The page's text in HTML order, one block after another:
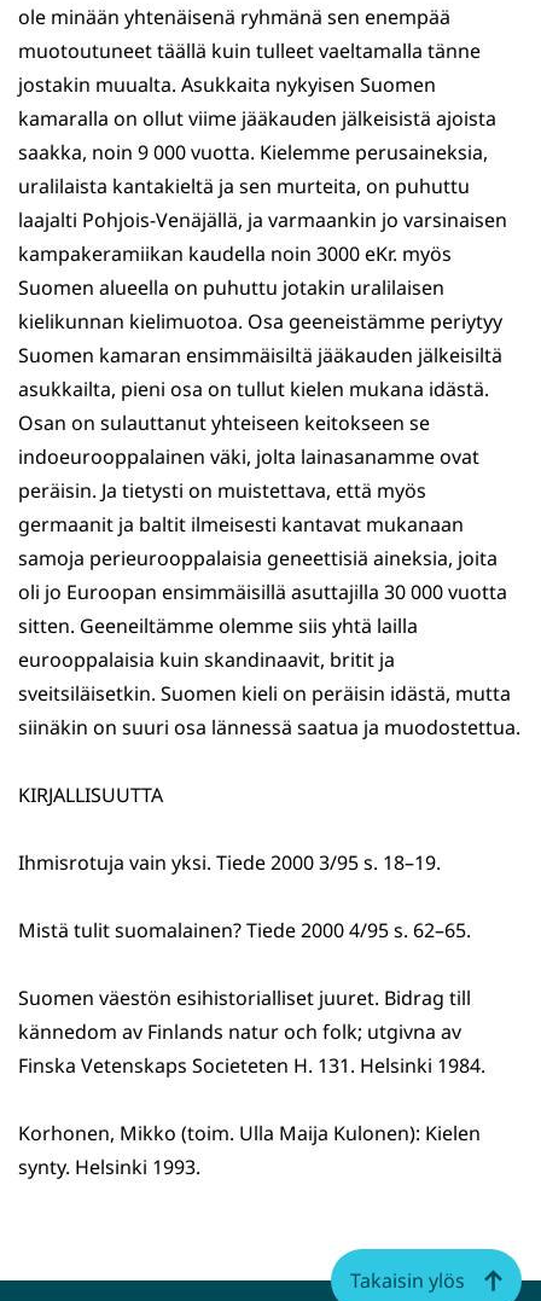
ole minään yhtenäisenä ryhmänä sen enempää
muotoutuneet täällä kuin tulleet vaeltamalla tänne
jostakin muualta. Asukkaita nykyisen Suomen
kamaralla on ollut viime jääkauden jälkeisistä ajoista
saakka, noin 9 000 vuotta. Kielemme perusaineksia,
uralilaista kantakieltä ja sen murteita, on puhuttu
laajalti Pohjois-Venäjällä, ja varmaankin jo varsinaisen
kampakeramiikan kaudella noin 3000 eKr. myös
Suomen alueella on puhuttu jotakin uralilaisen
kielikunnan kielimuotoa. Osa geeneistämme periytyy
Suomen kamaran ensimmäisiltä jääkauden jälkeisiltä
asukkailta, pieni osa on tullut kielen mukana idästä.
Osan on sulauttanut yhteiseen keitokseen se
indoeurooppalainen väki, jolta lainasanamme ovat
peräisin. Ja tietysti on muistettava, että myös
germaanit ja baltit ilmeisesti kantavat mukanaan
samoja perieurooppalaisia geneettisiä aineksia, joita
oli jo Euroopan ensimmäisillä asuttajilla 30 000 vuotta
sitten. Geeneiltämme olemme siis yhtä lailla
eurooppalaisia kuin skandinaavit, britit ja
sveitsiläisetkin. Suomen kieli on peräisin idästä, mutta
siinäkin on suuri osa lännessä saatua ja muodostettua.
KIRJALLISUUTTA
Ihmisrotuja vain yksi. Tiede 2000 3/95 s. 18–19.
Mistä tulit suomalainen? Tiede 2000 4/95 s. 62–65.
Suomen väestön esihistorialliset juuret. Bidrag till
kännedom av Finlands natur och folk; utgivna av
Finska Vetenskaps Societeten H. 131. Helsinki 1984.
Korhonen, Mikko (toim. Ulla Maija Kulonen): Kielen
synty. Helsinki 1993.
Takaisin ylös